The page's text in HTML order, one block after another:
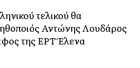
τελικού θα
Αντώνης Λουδάρος
της ΕΡΤ Έλενα